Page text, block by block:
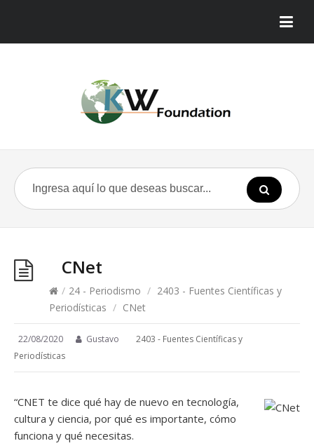
CNet
/ 24 - Periodismo / 2403 - Fuentes Científicas y
Periodísticas / CNet
22/08/2020 Gustavo
2403 - Fuentes Científicas y
Periodísticas
“CNET te dice qué hay de nuevo en tecnología,
cultura y ciencia, por qué es importante, cómo
funciona y qué necesitas.